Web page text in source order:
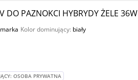
DO PAZNOKCI HYBRYDY ŻELE 36W
Kolor dominujący: biały
OSOBA PRYWATNA